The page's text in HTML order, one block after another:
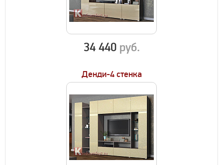
34 440 руб.
Денди-4 стенка